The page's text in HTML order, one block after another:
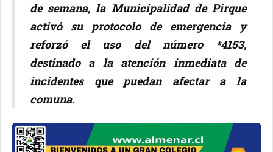
de semana, la Municipalidad de Pirque
activó su protocolo de emergencia y
reforzó el uso del número *4153,
destinado a la atención inmediata de
incidentes que puedan afectar a la
comuna.